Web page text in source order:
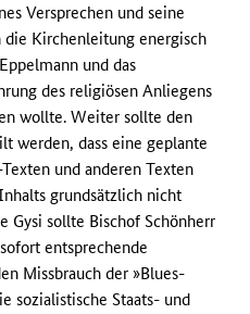
Versprechen und seine
die Kirchenleitung energisch
und das
des religiösen Anliegens
wollte. Weiter sollte den
werden, dass eine geplante
und anderen Texten
grundsätzlich nicht
Gysi sollte Bischof Schönherr
entsprechende
Missbrauch der »Blues-
sozialistische Staats- und